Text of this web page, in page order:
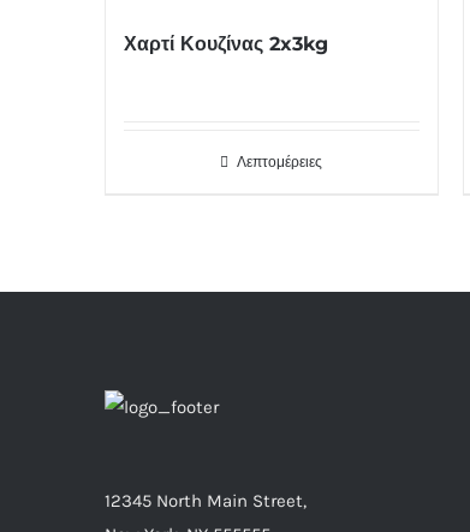
Χαρτί Κουζίνας 2x3kg
Λεπτομέρειες
12345 North Main Street,